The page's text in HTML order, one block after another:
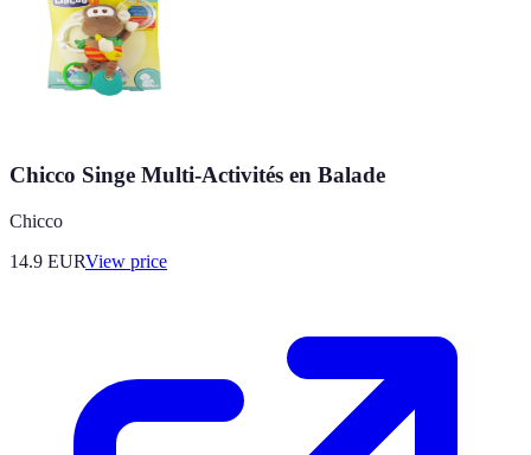
Chicco Singe Multi-Activités en Balade
Chicco
14.9 EURView price